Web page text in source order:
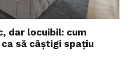
dar locuibil: cum
să câștigi spațiu